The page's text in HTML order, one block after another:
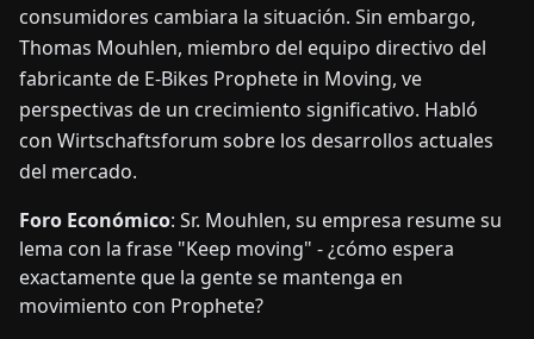
consumidores cambiara la situación. Sin embargo,
Thomas Mouhlen, miembro del equipo directivo del
fabricante de E-Bikes Prophete in Moving, ve
perspectivas de un crecimiento significativo. Habló
con Wirtschaftsforum sobre los desarrollos actuales
del mercado.
Foro Económico: Sr. Mouhlen, su empresa resume su
lema con la frase "Keep moving" - ¿cómo espera
exactamente que la gente se mantenga en
movimiento con Prophete?